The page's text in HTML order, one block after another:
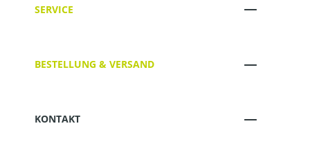
SERVICE
BESTELLUNG & VERSAND
KONTAKT